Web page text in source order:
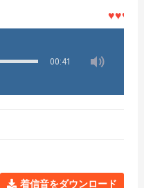
♥♥♥着メ
00:41
着信音をダウンロード